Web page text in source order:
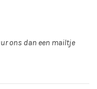
ons dan een mailtje